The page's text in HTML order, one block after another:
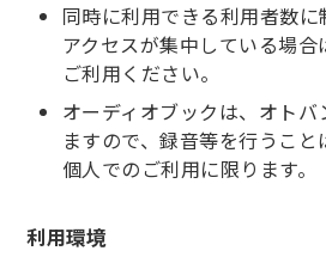
同時に利用できる利用者数に
アクセスが集中している場
ご利用ください。
オーディオブックは、オト
ますので、録音等を行うこと
個人でのご利用に限ります。
利用環境